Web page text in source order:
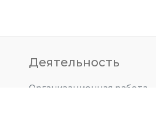
Деятельность
Организационная работа